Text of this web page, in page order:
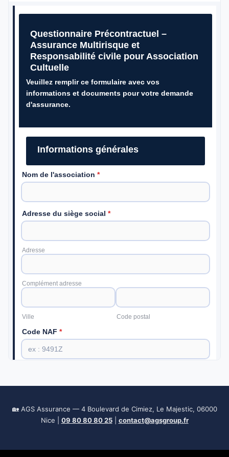
🏡 AGS Assurance — 4 Boulevard de Cimiez, Le Majestic, 06000
Nice | 09 80 80 80 25| contact@agsgroup.fr